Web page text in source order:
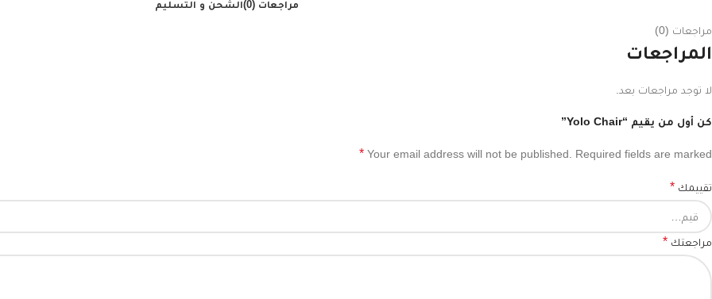
مراجعات (0) الشحن و التسليم
مراجعات (0)
المراجعات
لا توجد مراجعات بعد.
كن أول من يقيم “Yolo Chair”
Your email address will not be published. Required fields are marked
*
تقييمك *
مراجعتك *